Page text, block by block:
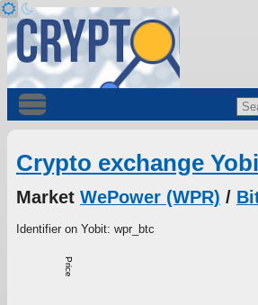
Crypto exchange
Market WePower (WPR) /
Identifier on Yobit: wpr_btc
Price